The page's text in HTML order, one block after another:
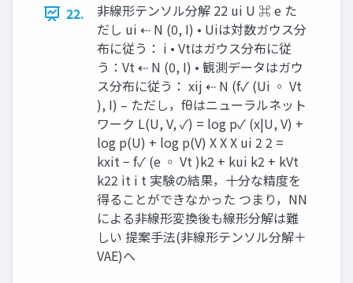
22.
非線形テンソル分解 22 ui U ⌘ e た
だし ui ⇠ N (0, I) • Uiは対数ガウス分
布に従う： i • Vtはガウス分布に従
う：Vt ⇠ N (0, I) • 観測データはガウ
ス分布に従う： xij ⇠ N (f✓ (Ui ◦ Vt
), I) – ただし，fθはニューラルネット
ワーク L(U, V, ✓) = log p✓ (x|U, V) +
log p(U) + log p(V) X X X ui 2 2 =
kxit − f✓ (e ◦ Vt )k2 + kui k2 + kVt
k22 it i t 実験の結果，十分な精度を
得ることができなかった つまり，NN
による非線形変換後も線形分解は難
しい 提案手法(非線形テンソル分解＋
VAE)へ